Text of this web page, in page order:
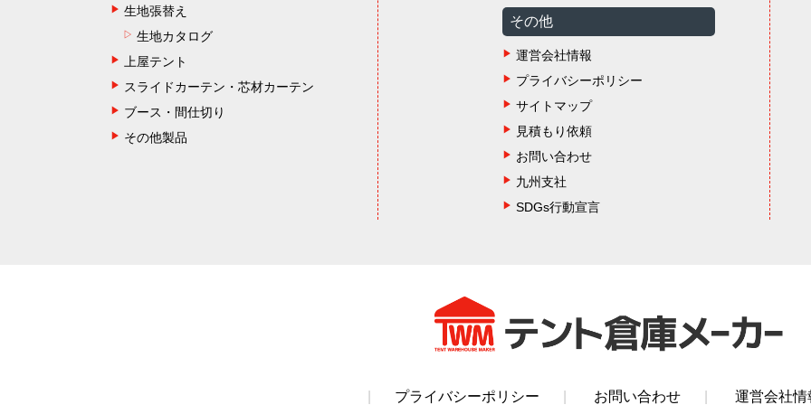
生地張替え
生地カタログ
上屋テント
スライドカーテン・芯材カーテン
ブース・間仕切り
その他製品
その他
運営会社情報
プライバシーポリシー
サイトマップ
見積もり依頼
お問い合わせ
九州支社
SDGs行動宣言
プライバシーポリシー お問い合わせ 運営会社情